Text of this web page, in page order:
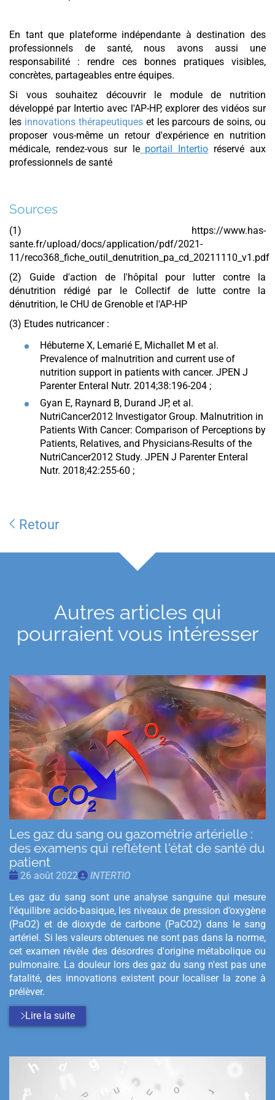
En tant que plateforme indépendante à destination des
professionnels de santé, nous avons aussi une
responsabilité : rendre ces bonnes pratiques visibles,
concrètes, partageables entre équipes.
Si vous souhaitez découvrir le module de nutrition
développé par Intertio avec l'AP-HP, explorer des vidéos sur
les innovations thérapeutiqueset les parcours de soins, ou
proposer vous-même un retour d'expérience en nutrition
médicale, rendez-vous sur le portail Intertio réservé aux
professionnels de santé
Sources
(1) https://www.has-
sante.fr/upload/docs/application/pdf/2021-
11/reco368_fiche_outil_denutrition_pa_cd_20211110_v1.pdf
(2) Guide d'action de l'hôpital pour lutter contre la
dénutrition rédigé par le Collectif de lutte contre la
dénutrition, le CHU de Grenoble et l'AP-HP
(3) Etudes nutricancer :
Hébuterne X, Lemarié E, Michallet M et al.
Prevalence of malnutrition and current use of
nutrition support in patients with cancer. JPEN J
Parenter Enteral Nutr. 2014;38:196-204 ;
Gyan E, Raynard B, Durand JP, et al.
NutriCancer2012 Investigator Group. Malnutrition in
Patients With Cancer: Comparison of Perceptions by
Patients, Relatives, and Physicians-Results of the
NutriCancer2012 Study. JPEN J Parenter Enteral
Nutr. 2018;42:255-60 ;
Retour
Autres articles qui
pourraient vous intéresser
Les gaz du sang ou gazométrie artérielle :
des examens qui reflètent l'état de santé du
patient
Date
26 août 2022
Publié
INTERTIO
Les gaz du sang sont une analyse sanguine qui mesure
l’équilibre acido-basique, les niveaux de pression d’oxygène
(PaO2) et de dioxyde de carbone (PaCO2) dans le sang
artériel. Si les valeurs obtenues ne sont pas dans la norme,
cet examen révèle des désordres d'origine métabolique ou
pulmonaire. La douleur lors des gaz du sang n'est pas une
fatalité, des innovations existent pour localiser la zone à
prélèver.
Lire la suite